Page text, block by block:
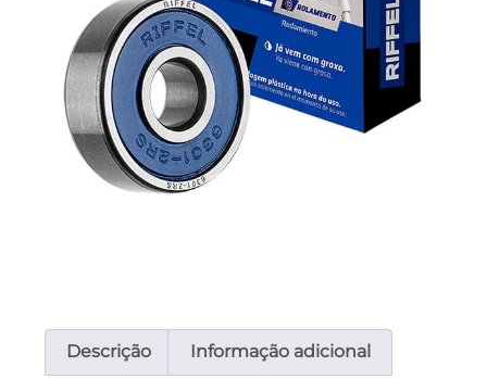
Descrição Informação adicional